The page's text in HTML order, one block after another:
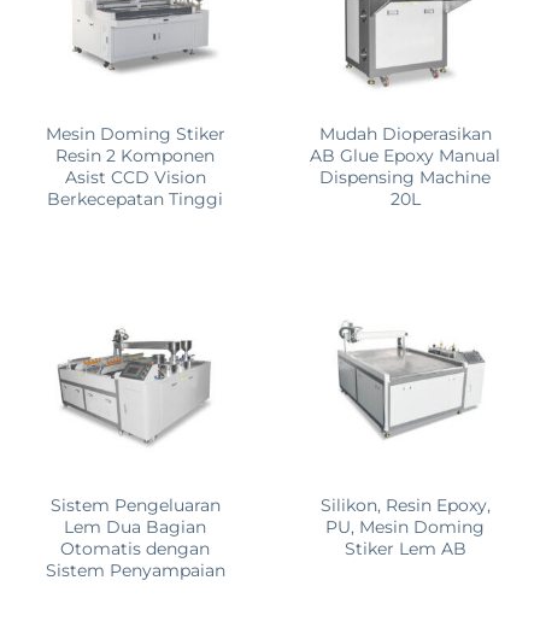
Mesin Doming Stiker
Resin 2 Komponen
Asist CCD Vision
Berkecepatan Tinggi
Mudah Dioperasikan
AB Glue Epoxy Manual
Dispensing Machine
20L
Sistem Pengeluaran
Lem Dua Bagian
Otomatis dengan
Sistem Penyampaian
Silikon, Resin Epoxy,
PU, ​​Mesin Doming
Stiker Lem AB